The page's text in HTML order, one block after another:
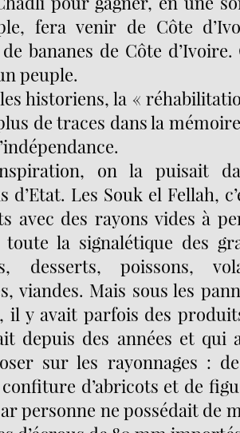
fera venir de Côte
bananes de Côte d’Ivoire.
peuple.
les historiens, la «
de traces dans la
on la puisait
d’Etat. Les Souk el Fellah,
avec des rayons vides à
la signalétique des
desserts, poissons,
viandes. Mais sous les
il y avait parfois des
depuis des années et qui
sur les rayonnages :
d’abricots et de
personne ne possédait de